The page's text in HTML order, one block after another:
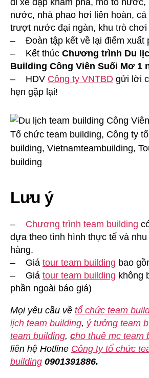
đi xe đạp khám phá, mô tô nước,
nước, nhà phao hơi liên hoàn, cá
trượt nước đại ngàn, khu trò
– Đoàn tập kết về lại điểm xuất
– Kết thúc Chương trình Du
Building Công Viên Suối Mơ 1
– HDV Công ty VNTBD gửi lời
hẹn gặp lại!
Lưu ý
– Chương trình team building
dựa theo tình hình thực tế và nhu
hàng.
– Giá tour team building bao
– Giá tour team building không
phần ngoài báo giá)
Mọi yêu cầu về tổ chức team
lịch team building, ý tưởng team
team building, cho thuê mc team
liên hệ Hotline Công ty tổ chức
building 0901391886.